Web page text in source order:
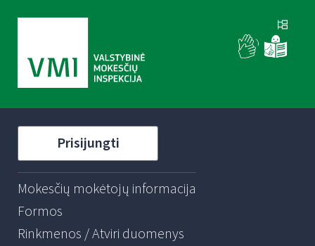
Prisijungti
Mokesčių mokėtojų informacija
Formos
Rinkmenos / Atviri duomenys